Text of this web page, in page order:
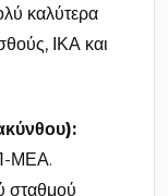
καλύτερα
ΙΚΑ και
ΜΕΑ.
σταθμού